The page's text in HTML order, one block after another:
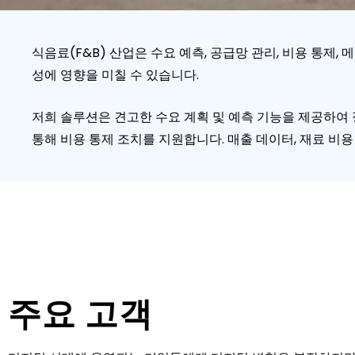
식음료(F&B) 산업은 수요 예측, 공급망 관리, 비용 통제,
성에 영향을 미칠 수 있습니다.
저희 솔루션은 견고한 수요 계획 및 예측 기능을 제공하
통해 비용 통제 조치를 지원합니다. 매출 데이터, 재료 비
주요 고객